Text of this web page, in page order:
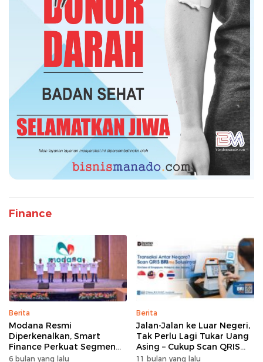
Finance
Berita
Modana Resmi
Diperkenalkan, Smart
Finance Perkuat Segmen
Pembiayaan Multiguna
6 bulan yang lalu
Berita
Jalan-Jalan ke Luar Negeri,
Tak Perlu Lagi Tukar Uang
Asing – Cukup Scan QRIS
Pakai BRImo
11 bulan yang lalu